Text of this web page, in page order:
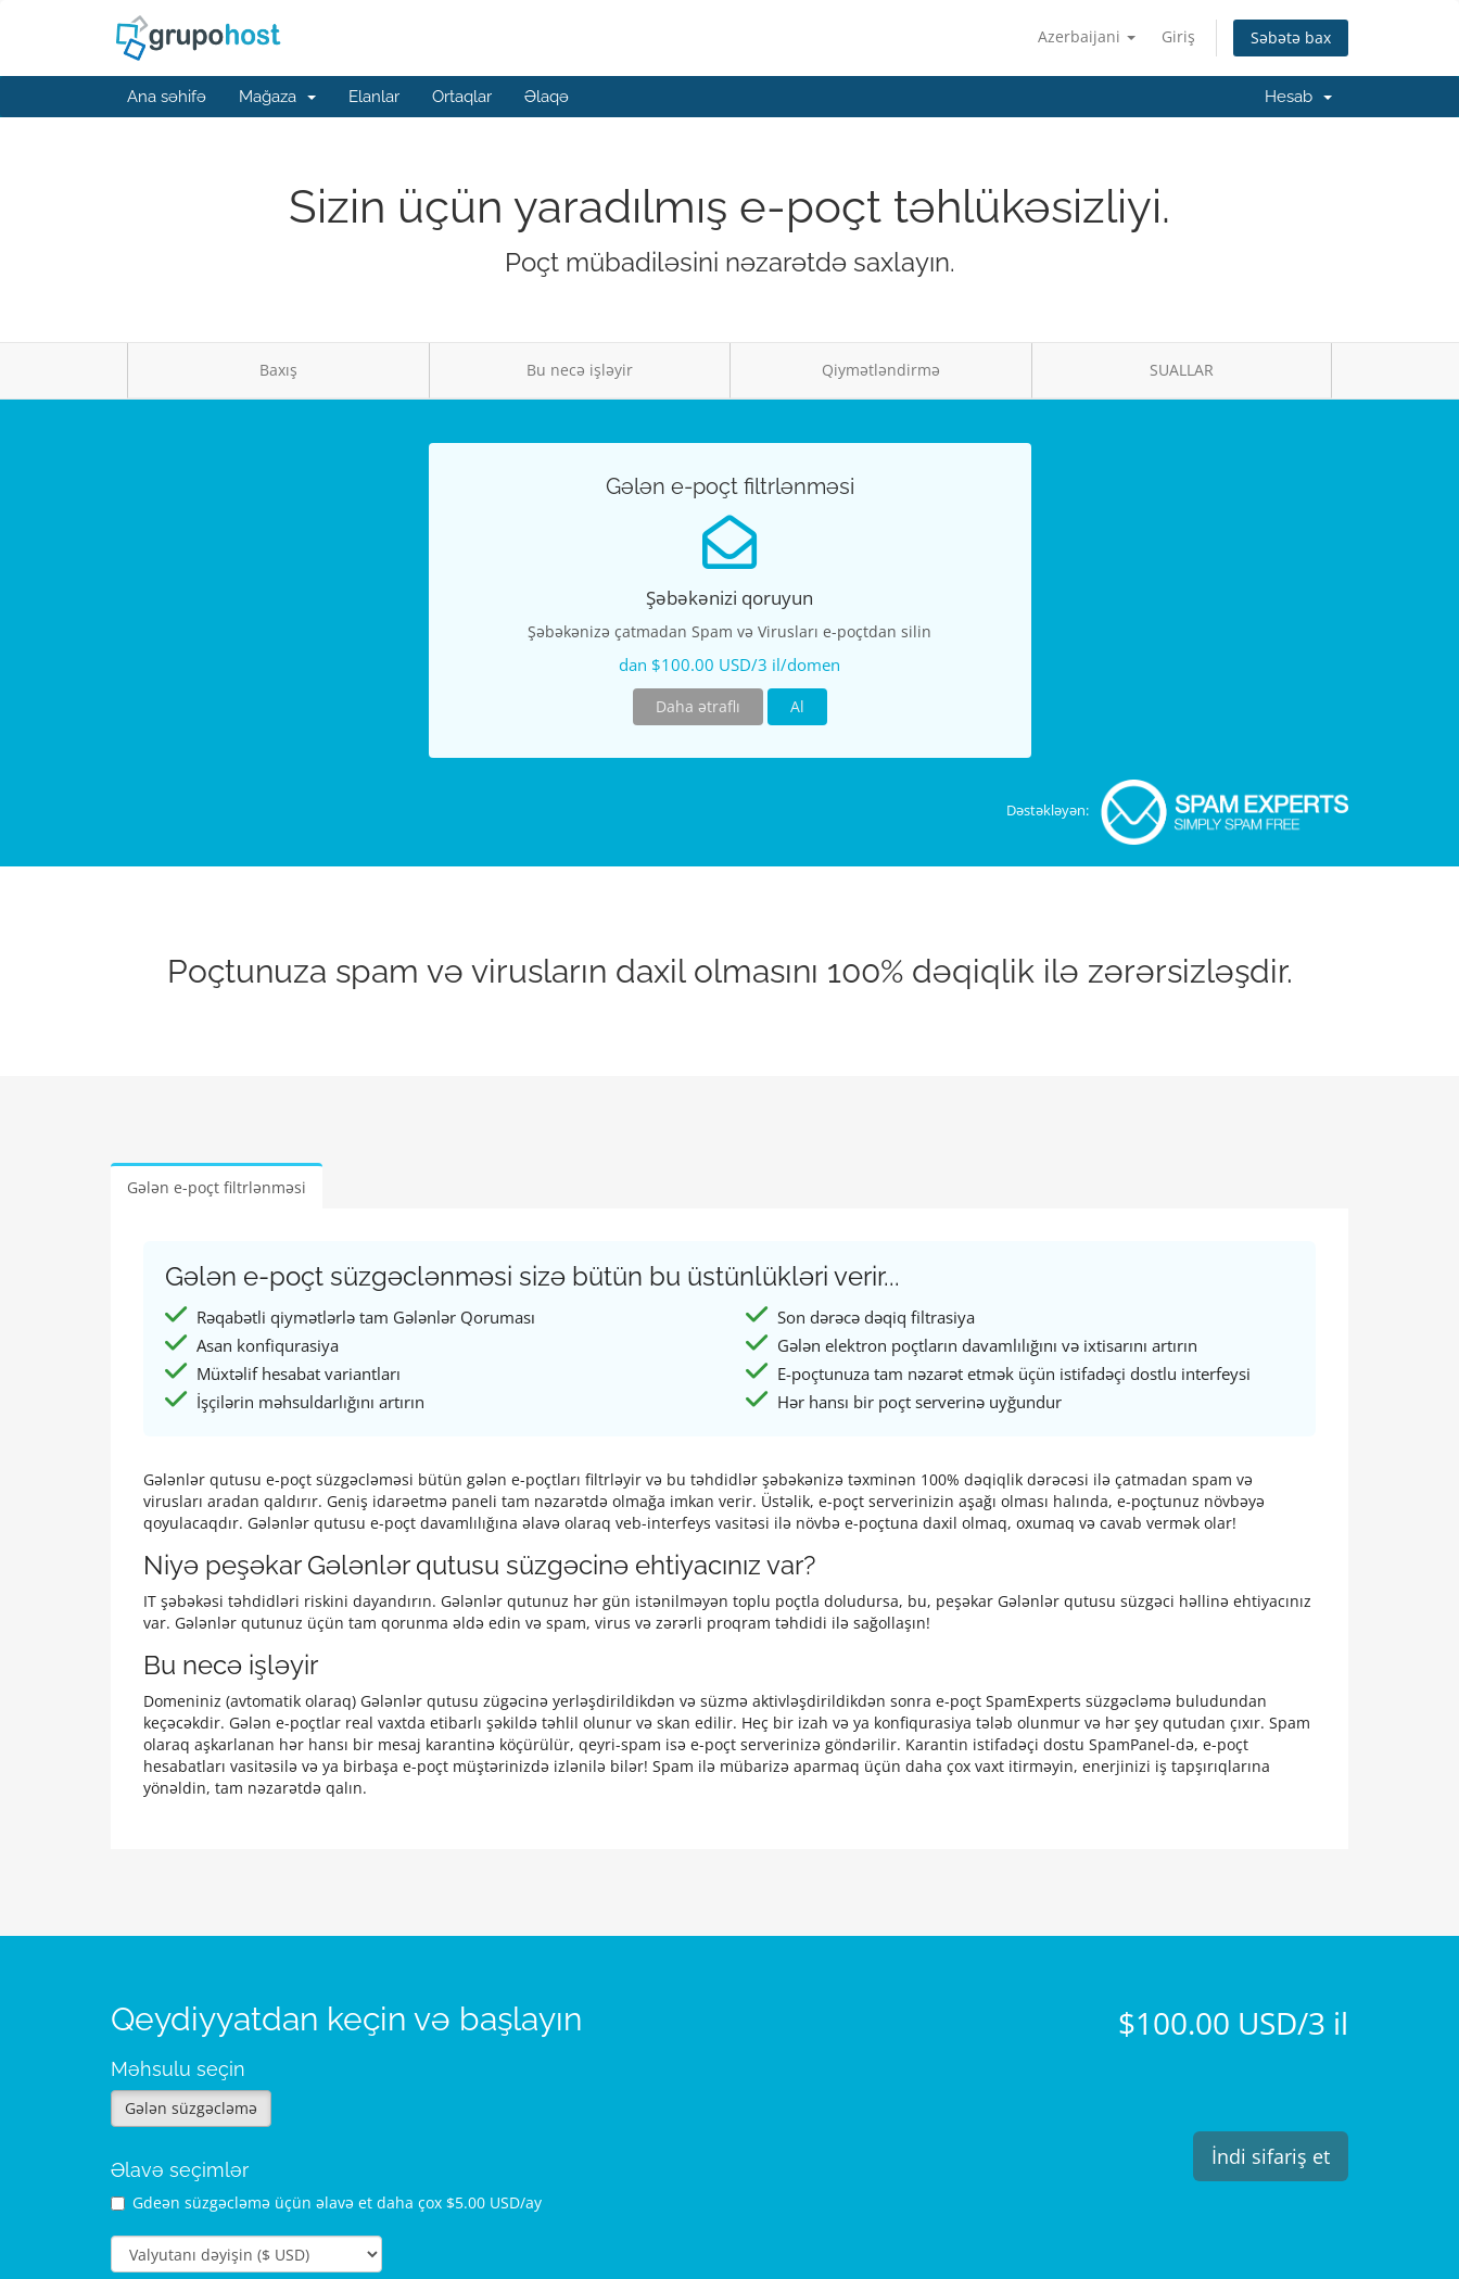
Azerbaijani Giriş Səbətə bax
Ana səhifə Mağaza Elanlar Ortaqlar Əlaqə Hesab
Sizin üçün yaradılmış e-poçt təhlükəsizliyi.
Poçt mübadiləsini nəzarətdə saxlayın.
Baxış Bu necə işləyir Qiymətləndirmə SUALLAR
Gələn e-poçt filtrlənməsi
Şəbəkənizi qoruyun
Şəbəkənizə çatmadan Spam və Virusları e-poçtdan silin
dan $100.00 USD/3 il/domen
Daha ətraflı Al
Dəstəkləyən:
Poçtunuza spam və virusların daxil olmasını 100% dəqiqlik ilə zərərsizləşdir.
Gələn e-poçt filtrlənməsi
Gələn e-poçt süzgəclənməsi sizə bütün bu üstünlükləri verir...
Rəqabətli qiymətlərlə tam Gələnlər Qoruması
Son dərəcə dəqiq filtrasiya
Asan konfiqurasiya
Gələn elektron poçtların davamlılığını və ixtisarını artırın
Müxtəlif hesabat variantları
E-poçtunuza tam nəzarət etmək üçün istifadəçi dostlu interfeysi
İşçilərin məhsuldarlığını artırın
Hər hansı bir poçt serverinə uyğundur
Gələnlər qutusu e-poçt süzgəcləməsi bütün gələn e-poçtları filtrləyir və bu təhdidlər şəbəkənizə təxminən 100% dəqiqlik dərəcəsi ilə çatmadan spam və
virusları aradan qaldırır. Geniş idarəetmə paneli tam nəzarətdə olmağa imkan verir. Üstəlik, e-poçt serverinizin aşağı olması halında, e-poçtunuz növbəyə
qoyulacaqdır. Gələnlər qutusu e-poçt davamlılığına əlavə olaraq veb-interfeys vasitəsi ilə növbə e-poçtuna daxil olmaq, oxumaq və cavab vermək olar!
Niyə peşəkar Gələnlər qutusu süzgəcinə ehtiyacınız var?
IT şəbəkəsi təhdidləri riskini dayandırın. Gələnlər qutunuz hər gün istənilməyən toplu poçtla doludursa, bu, peşəkar Gələnlər qutusu süzgəci həllinə ehtiyacınız
var. Gələnlər qutunuz üçün tam qorunma əldə edin və spam, virus və zərərli proqram təhdidi ilə sağollaşın!
Bu necə işləyir
Domeniniz (avtomatik olaraq) Gələnlər qutusu zügəcinə yerləşdirildikdən və süzmə aktivləşdirildikdən sonra e-poçt SpamExperts süzgəcləmə buludundan
keçəcəkdir. Gələn e-poçtlar real vaxtda etibarlı şəkildə təhlil olunur və skan edilir. Heç bir izah və ya konfiqurasiya tələb olunmur və hər şey qutudan çıxır. Spam
olaraq aşkarlanan hər hansı bir mesaj karantinə köçürülür, qeyri-spam isə e-poçt serverinizə göndərilir. Karantin istifadəçi dostu SpamPanel-də, e-poçt
hesabatları vasitəsilə və ya birbaşa e-poçt müştərinizdə izlənilə bilər! Spam ilə mübarizə aparmaq üçün daha çox vaxt itirməyin, enerjinizi iş tapşırıqlarına
yönəldin, tam nəzarətdə qalın.
Qeydiyyatdan keçin və başlayın
Məhsulu seçin
Gələn süzgəcləmə
Əlavə seçimlər
Gdeən süzgəcləmə üçün əlavə et daha çox $5.00 USD/ay
$100.00 USD/3 il
İndi sifariş et